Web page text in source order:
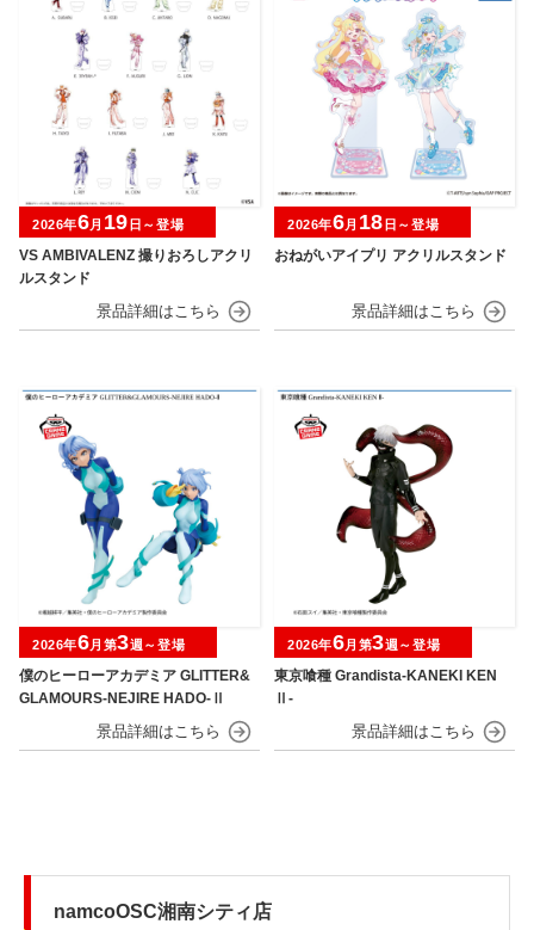
VS AMBIVALENZ 撮りおろしアクリ
ルスタンド
2026年6月 19 日～登場
おねがいアイプリ アクリルスタンド
2026年6月 18 日～登場
僕のヒーローアカデミア GLITTER&
GLAMOURS-NEJIRE HADO-Ⅱ
2026年6月第3週～登場
東京喰種 Grandista-KANEKI KEN
Ⅱ-
2026年6月第3週～登場
namcoOSC湘南シティ店